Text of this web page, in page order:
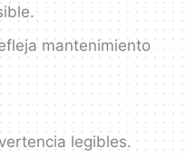
mantenimiento
legibles.